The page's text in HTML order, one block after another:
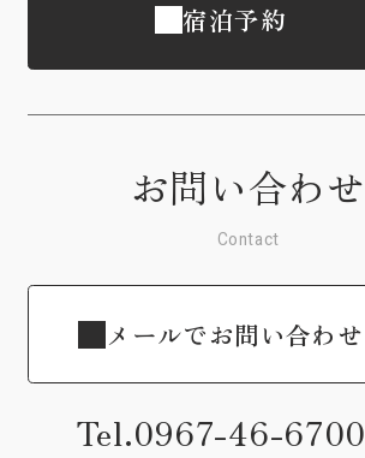
宿泊予約
お問い合わせ
Contact
メールでお問い合わせ
Tel.0967-46-6700